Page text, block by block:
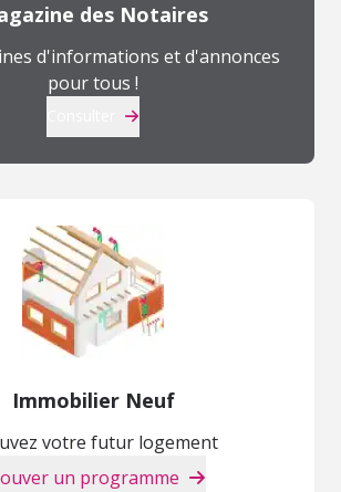
des Notaires
d'informations et d'annonces
pour tous !
Immobilier Neuf
votre futur logement
un programme